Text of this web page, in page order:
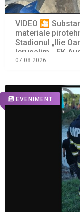
VIDEO 🎦
materiale
Stadionul „Ilie
Ierusalim - FK
07.08.2026
EVENIMENT